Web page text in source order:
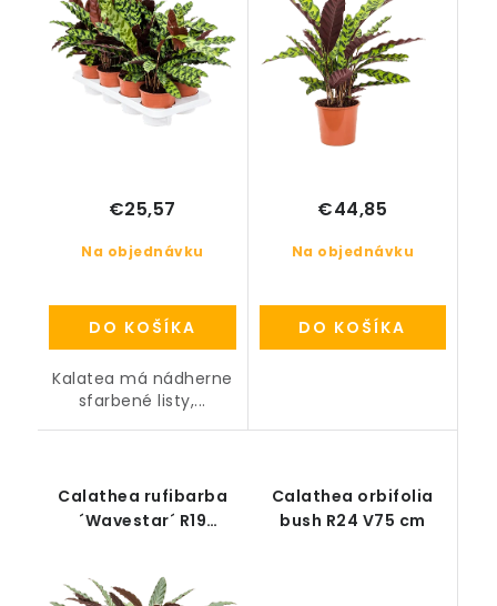
Na objednávku
€25,57
DO KOŠÍKA
Kalatea má nádherne
sfarbené listy,...
Na objednávku
€44,85
DO KOŠÍKA
Calathea rufibarba
´Wavestar´ R19
Calathea orbifolia
bush R24 V75 cm